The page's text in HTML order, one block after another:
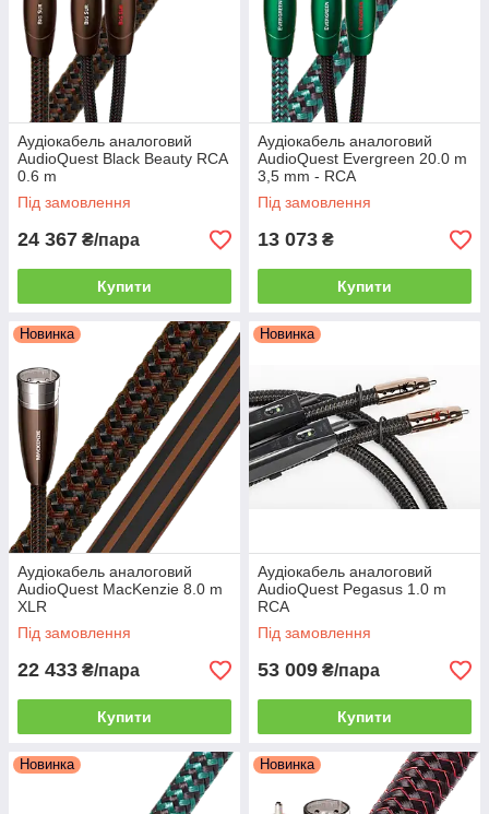
Аудіокабель аналоговий
AudioQuest Black Beauty RCA
0.6 m
Під замовлення
24 367 ₴/пара
Купити
Аудіокабель аналоговий
AudioQuest Evergreen 20.0 m
3,5 mm - RCA
Під замовлення
13 073 ₴
Купити
Новинка
Аудіокабель аналоговий
AudioQuest MacKenzie 8.0 m
XLR
Під замовлення
22 433 ₴/пара
Купити
Новинка
Аудіокабель аналоговий
AudioQuest Pegasus 1.0 m
RCA
Під замовлення
53 009 ₴/пара
Купити
Новинка Новинка